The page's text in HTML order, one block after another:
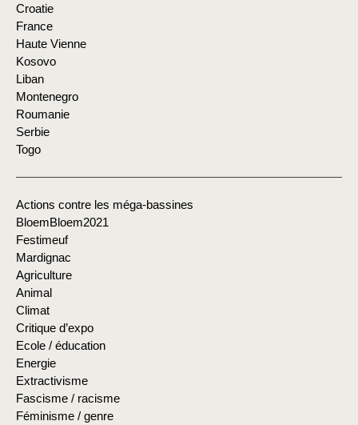
Croatie
France
Haute Vienne
Kosovo
Liban
Montenegro
Roumanie
Serbie
Togo
Actions contre les méga-bassines
BloemBloem2021
Festimeuf
Mardignac
Agriculture
Animal
Climat
Critique d’expo
Ecole / éducation
Energie
Extractivisme
Fascisme / racisme
Féminisme / genre